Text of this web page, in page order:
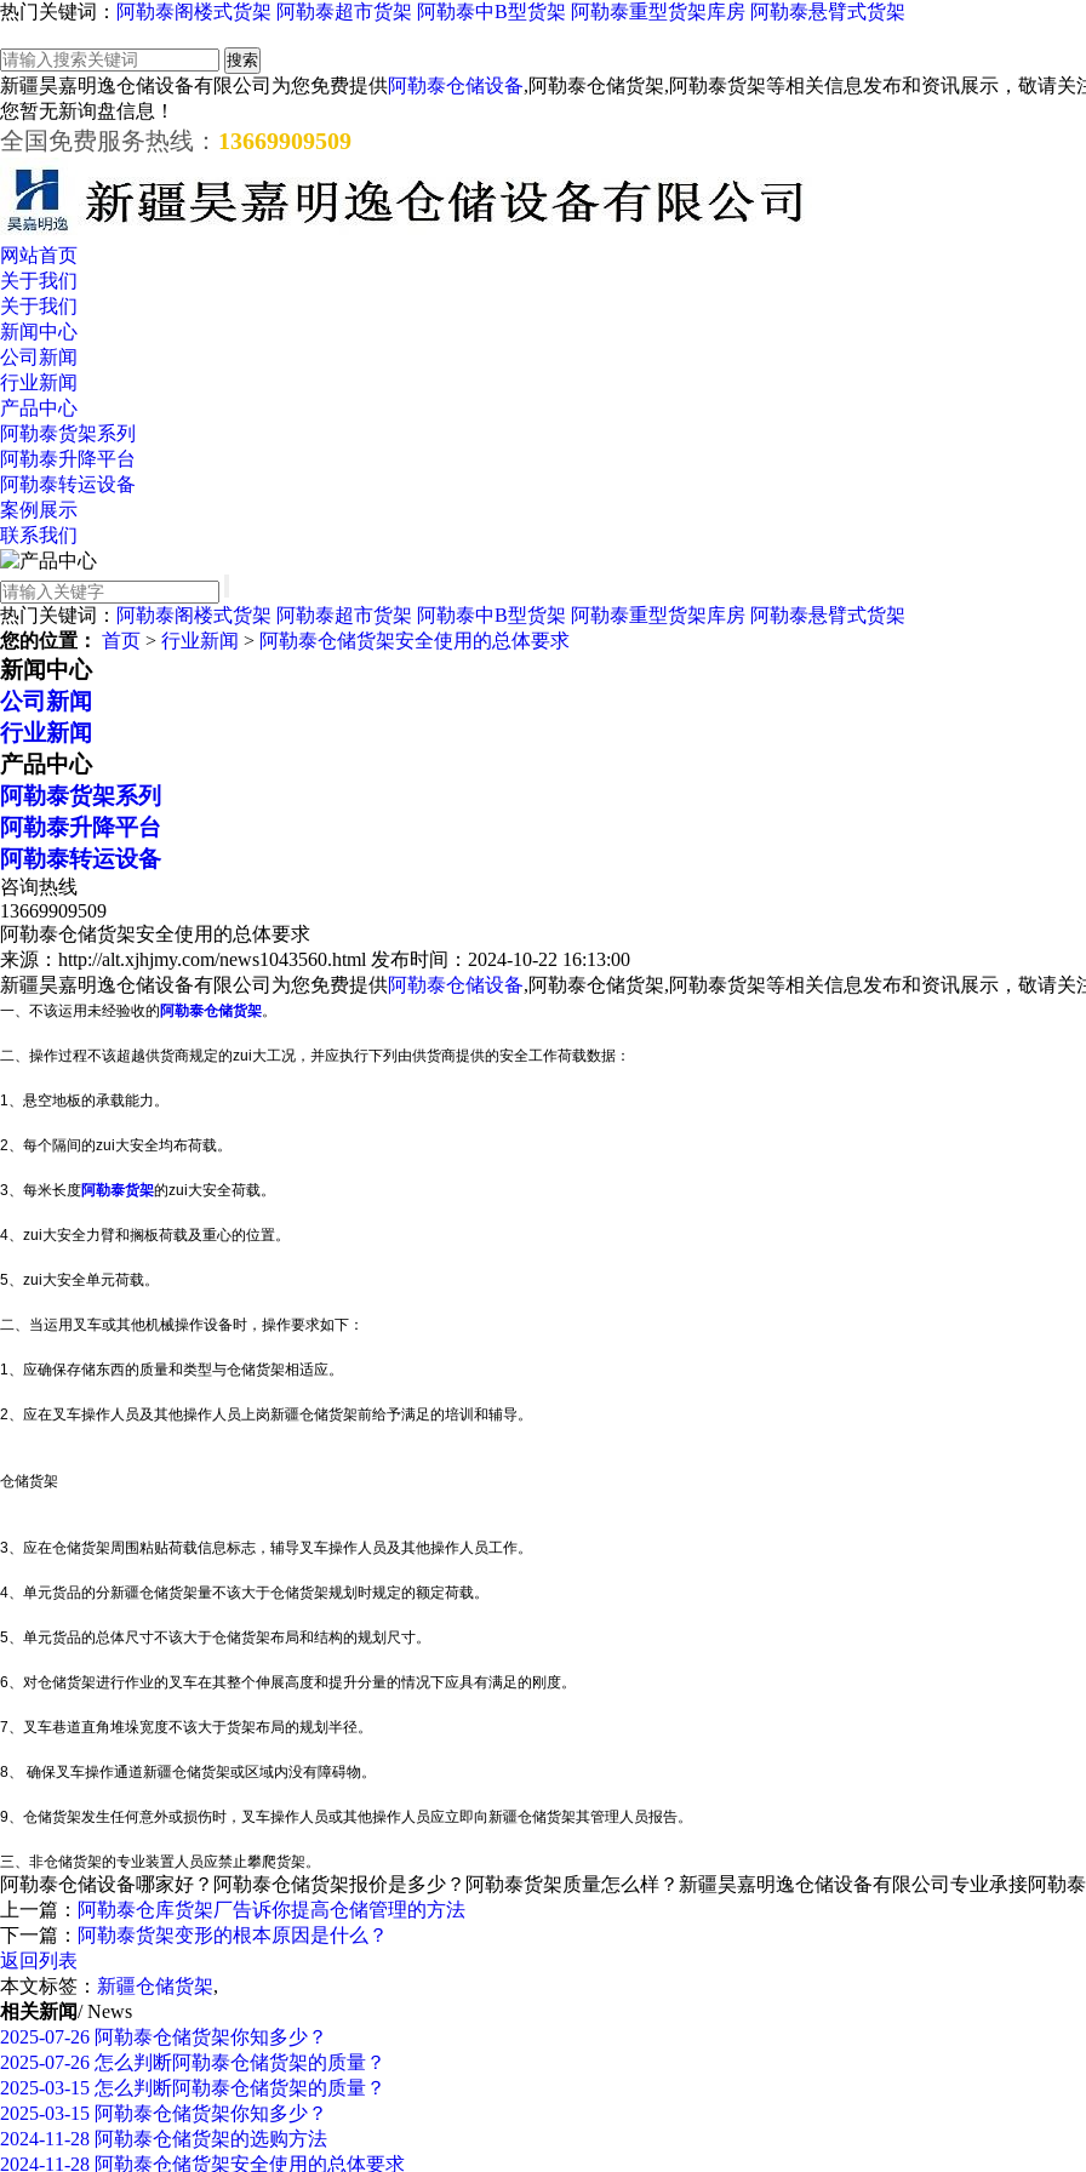
热门关键词： 阿勒泰阁楼式货架 阿勒泰超市货架 阿勒泰中B型货架 阿勒泰重型货架库房 阿勒泰悬臂式货架
新疆昊嘉明逸仓储设备有限公司为您免费提供阿勒泰仓储设备,阿勒泰仓储货架,阿勒泰货架等相关信息发布和资讯展示，敬请关
您暂无新询盘信息！
全国免费服务热线： 13669909509
网站首页
关于我们
关于我们
新闻中心
公司新闻
行业新闻
产品中心
阿勒泰货架系列
阿勒泰升降平台
阿勒泰转运设备
案例展示
联系我们
热门关键词： 阿勒泰阁楼式货架 阿勒泰超市货架 阿勒泰中B型货架 阿勒泰重型货架库房 阿勒泰悬臂式货架
您的位置： 首页 > 行业新闻 > 阿勒泰仓储货架安全使用的总体要求
新闻中心
公司新闻
行业新闻
产品中心
阿勒泰货架系列
阿勒泰升降平台
阿勒泰转运设备
咨询热线
13669909509
阿勒泰仓储货架安全使用的总体要求
来源：http://alt.xjhjmy.com/news1043560.html 发布时间：2024-10-22 16:13:00
新疆昊嘉明逸仓储设备有限公司为您免费提供阿勒泰仓储设备,阿勒泰仓储货架,阿勒泰货架等相关信息发布和资讯展示，敬请关
一、不该运用未经验收的 阿勒泰仓储货架。
二、操作过程不该超越供货商规定的zui大工况，并应执行下列由供货商提供的安全工作荷载数据：
1、悬空地板的承载能力。
2、每个隔间的zui大安全均布荷载。
3、每米长度阿勒泰货架的zui大安全荷载。
4、zui大安全力臂和搁板荷载及重心的位置。
5、zui大安全单元荷载。
二、当运用叉车或其他机械操作设备时，操作要求如下：
1、应确保存储东西的质量和类型与仓储货架相适应。
2、应在叉车操作人员及其他操作人员上岗新疆仓储货架前给予满足的培训和辅导。
仓储货架
3、应在仓储货架周围粘贴荷载信息标志，辅导叉车操作人员及其他操作人员工作。
4、单元货品的分新疆仓储货架量不该大于仓储货架规划时规定的额定荷载。
5、单元货品的总体尺寸不该大于仓储货架布局和结构的规划尺寸。
6、对仓储货架进行作业的叉车在其整个伸展高度和提升分量的情况下应具有满足的刚度。
7、叉车巷道直角堆垛宽度不该大于货架布局的规划半径。
8、 确保叉车操作通道新疆仓储货架或区域内没有障碍物。
9、仓储货架发生任何意外或损伤时，叉车操作人员或其他操作人员应立即向新疆仓储货架其管理人员报告。
三、非仓储货架的专业装置人员应禁止攀爬货架。
阿勒泰仓储设备哪家好？阿勒泰仓储货架报价是多少？阿勒泰货架质量怎么样？新疆昊嘉明逸仓储设备有限公司专业承接阿勒
上一篇： 阿勒泰仓库货架厂告诉你提高仓储管理的方法
下一篇： 阿勒泰货架变形的根本原因是什么？
返回列表
本文标签： 新疆仓储货架,
相关新闻/ News
2025-07-26 阿勒泰仓储货架你知多少？
2025-07-26 怎么判断阿勒泰仓储货架的质量？
2025-03-15 怎么判断阿勒泰仓储货架的质量？
2025-03-15 阿勒泰仓储货架你知多少？
2024-11-28 阿勒泰仓储货架的选购方法
2024-11-28 阿勒泰仓储货架安全使用的总体要求